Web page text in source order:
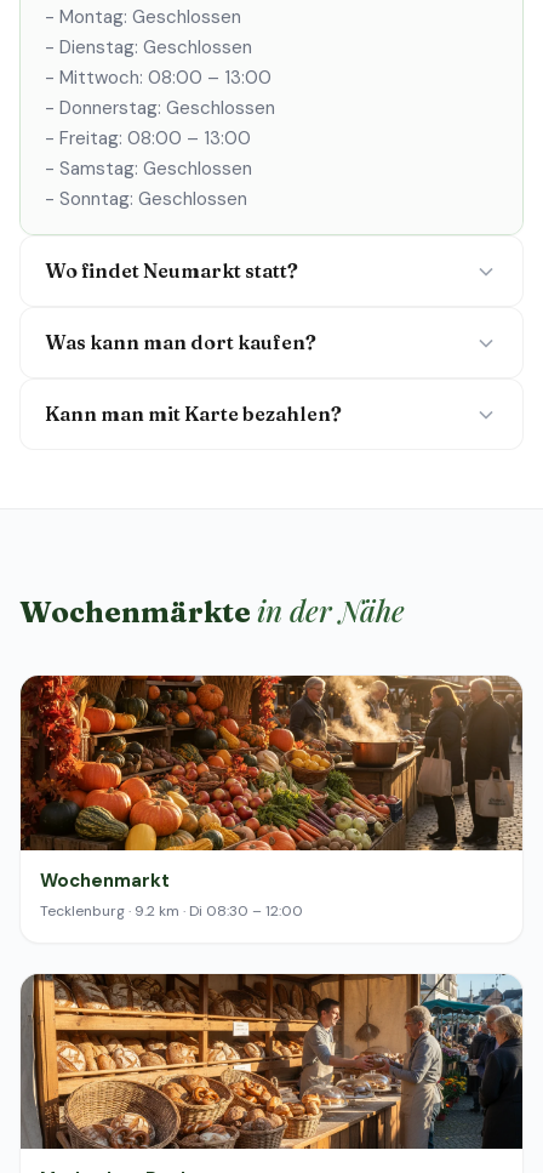
- Montag: Geschlossen
- Dienstag: Geschlossen
- Mittwoch: 08:00 – 13:00
- Donnerstag: Geschlossen
- Freitag: 08:00 – 13:00
- Samstag: Geschlossen
- Sonntag: Geschlossen
Wo findet Neumarkt statt?
Was kann man dort kaufen?
Kann man mit Karte bezahlen?
Wochenmärkte in der Nähe
Wochenmarkt
Tecklenburg · 9.2 km · Di 08:30 – 12:00